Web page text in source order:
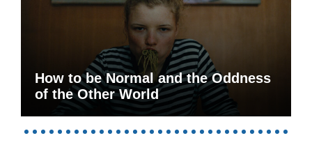
How to be Normal and the Oddness
of the Other World